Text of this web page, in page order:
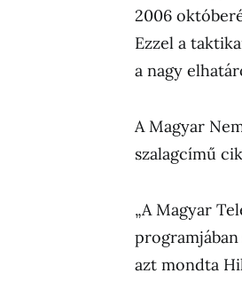
2006
Ezzel a
a nagy
A Magyar
szalagcímű
„A Magyar
azt mondta